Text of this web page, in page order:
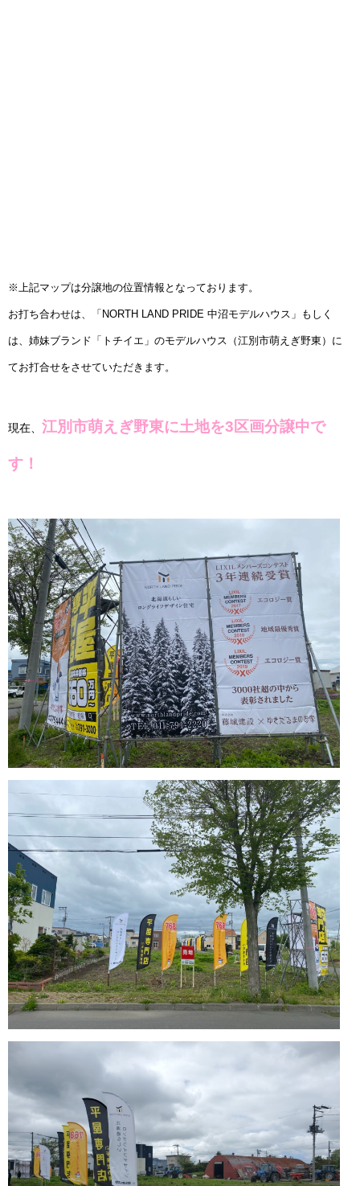
※上記マップは分譲地の位置情報となっております。
お打ち合わせは、「NORTH LAND PRIDE 中沼モデルハウス」もしく
は、 姉妹ブランド「トチイエ」のモデルハウス（江別市萌えぎ野東）に
てお打合せをさせていただきます。
現在、 江別市萌えぎ野東に土地を3区画分譲中で
す！